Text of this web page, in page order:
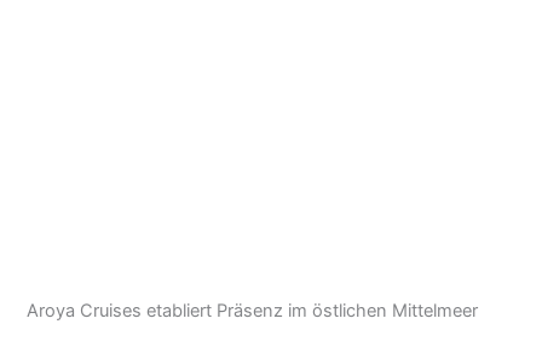
Aroya Cruises etabliert Präsenz im östlichen Mittelmeer